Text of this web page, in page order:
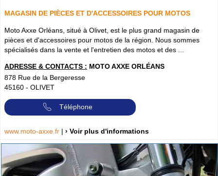
MAGASIN DE PIÈCES ET D'ACCESSOIRES POUR MOTOS
Moto Axxe Orléans, situé à Olivet, est le plus grand magasin de
pièces et d'accessoires pour motos de la région. Nous sommes
spécialisés dans la vente et l'entretien des motos et des ...
ADRESSE & CONTACTS : MOTO AXXE ORLÉANS
878 Rue de la Bergeresse
45160 - OLIVET
Téléphone
www.moto-axxe.fr | › Voir plus d'informations